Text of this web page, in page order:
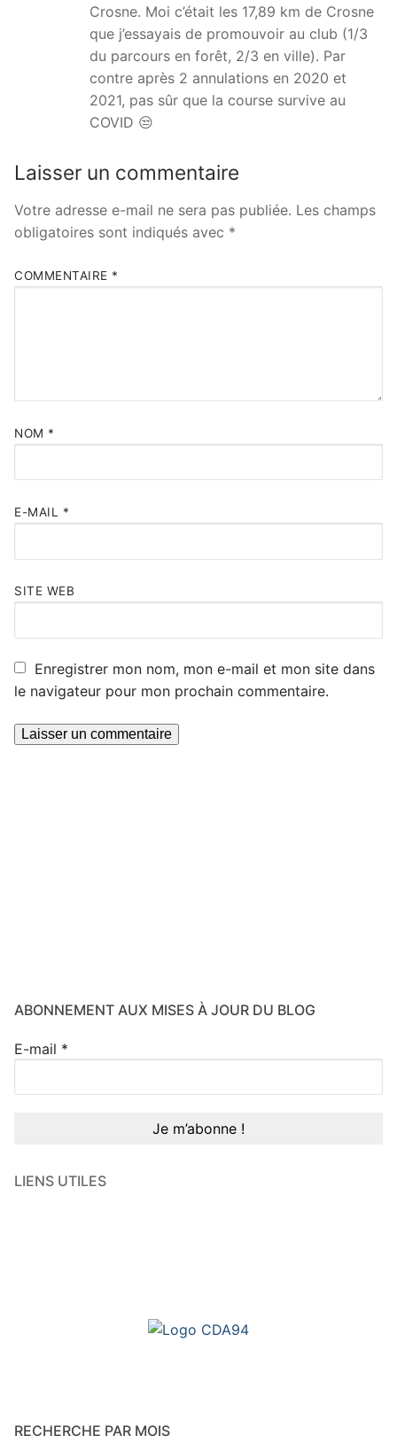
Crosne. Moi c’était les 17,89 km de Crosne
que j’essayais de promouvoir au club (1/3
du parcours en forêt, 2/3 en ville). Par
contre après 2 annulations en 2020 et
2021, pas sûr que la course survive au
COVID 😒
Laisser un commentaire
Votre adresse e-mail ne sera pas publiée. Les champs
obligatoires sont indiqués avec *
COMMENTAIRE *
NOM *
E-MAIL *
SITE WEB
Enregistrer mon nom, mon e-mail et mon site dans
le navigateur pour mon prochain commentaire.
ABONNEMENT AUX MISES À JOUR DU BLOG
E-mail *
LIENS UTILES
RECHERCHE PAR MOIS